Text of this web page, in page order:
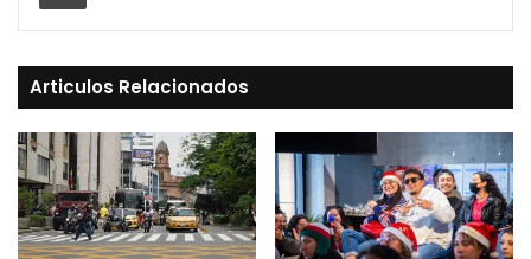
Articulos Relacionados